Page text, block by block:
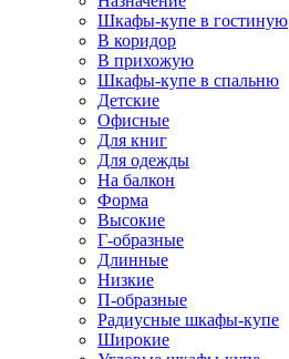
Шкафы-купе в гостиную
В коридор
В прихожую
Шкафы-купе в спальню
Детские
Офисные
Для книг
Для одежды
На балкон
Форма
Высокие
Г-образные
Длинные
Низкие
П-образные
Радиусные шкафы-купе
Широкие